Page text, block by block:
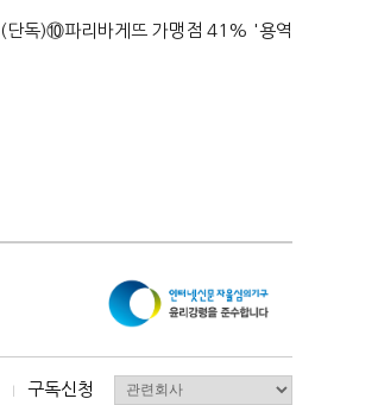
업 드라이브'...
(단독)⑩파리바게뜨 가맹점 41% '용역
I 구독신청